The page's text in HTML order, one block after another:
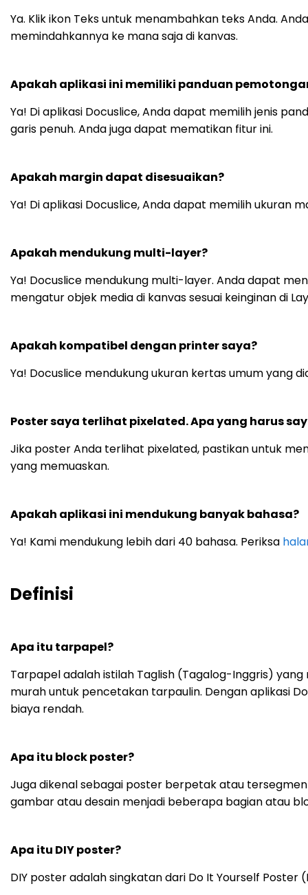
Ya. Klik ikon Teks untuk menambahkan teks Anda.
memindahkannya ke mana saja di kanvas.
Apakah aplikasi ini memiliki panduan
Ya! Di aplikasi Docuslice, Anda dapat memilih jenis
garis penuh. Anda juga dapat mematikan fitur ini.
Apakah margin dapat disesuaikan?
Ya! Di aplikasi Docuslice, Anda dapat memilih ukuran
Apakah mendukung multi-layer?
Ya! Docuslice mendukung multi-layer. Anda dapat
mengatur objek media di kanvas sesuai keinginan di
Apakah kompatibel dengan printer saya?
Ya! Docuslice mendukung ukuran kertas umum yang
Poster saya terlihat pixelated. Apa yang harus
Jika poster Anda terlihat pixelated, pastikan untuk
yang memuaskan.
Apakah aplikasi ini mendukung banyak bahasa?
Ya! Kami mendukung lebih dari 40 bahasa. Periksa
Definisi
Apa itu tarpapel?
Tarpapel adalah istilah Taglish (Tagalog-Inggris)
murah untuk pencetakan tarpaulin. Dengan aplikasi
biaya rendah.
Apa itu block poster?
Juga dikenal sebagai poster berpetak atau
gambar atau desain menjadi beberapa bagian atau
Apa itu DIY poster?
DIY poster adalah singkatan dari Do It Yourself Poster